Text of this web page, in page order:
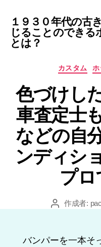
１９３０年代の古
じることのできる
とは？
カスタム ホ
色づけし
車査定士
などの自
ンディシ
プロ
投 作成者: pac
バンパーを一本そ